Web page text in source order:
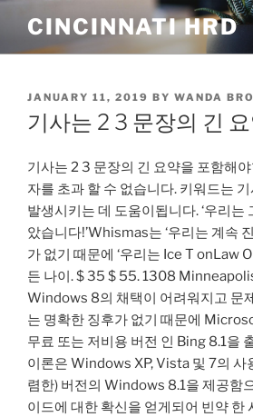
content
CINCINNATI HRD
POSTED
ON
JANUARY 11, 2019 BY WANDA
기사는 2 3 문장의 긴
기사는 2 3 문장의 긴 요약을 포함해
자를 초과 할 수 없습니다. 키워드는
발생시키는 데 도움이됩니다. ‘우리는
았습니다!’Whismas는 ‘우리는 계속
가 없기 때문에 ‘우리는 Ice T onLaw
든 나이. $ 35 $ 55. 1308
Windows 8의 채택이 어려워지고 문
는 명확한 징후가 없기 때문에
무료 또는 저비용 버전 인 Bing 8.1을
이론은 Windows XP, Vista 및 7의 사
렴한) 버전의 Windows 8.1을 제공함
이드에 대한 확신을 얻게되어 빈약 한